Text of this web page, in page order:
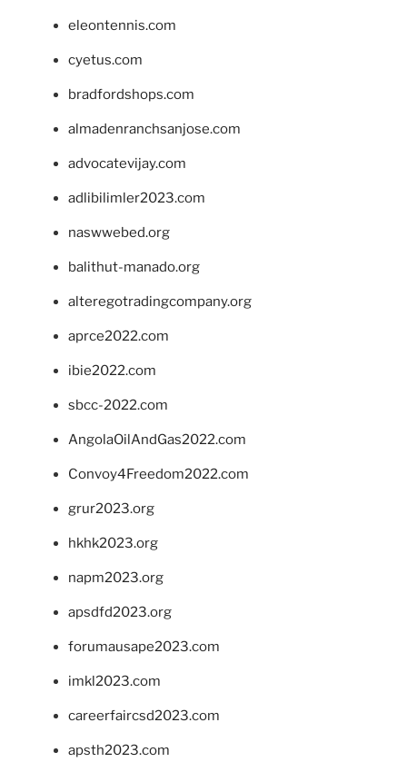
eleontennis.com
cyetus.com
bradfordshops.com
almadenranchsanjose.com
advocatevijay.com
adlibilimler2023.com
naswwebed.org
balithut-manado.org
alteregotradingcompany.org
aprce2022.com
ibie2022.com
sbcc-2022.com
AngolaOilAndGas2022.com
Convoy4Freedom2022.com
grur2023.org
hkhk2023.org
napm2023.org
apsdfd2023.org
forumausape2023.com
imkl2023.com
careerfaircsd2023.com
apsth2023.com